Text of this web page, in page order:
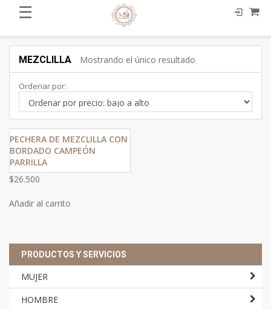
☰
MEZCLILLA Mostrando el único resultado
Ordenar por:
PECHERA DE MEZCLILLA CON
BORDADO CAMPEÓN
PARRILLA
$26.500
Añadir al carrito
PRODUCTOS Y SERVICIOS
MUJER
HOMBRE